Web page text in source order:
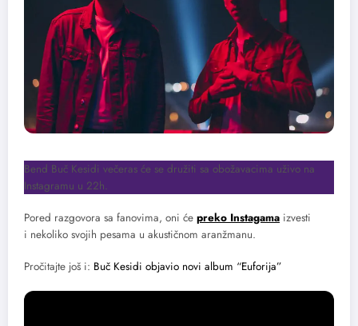
Bend Buč Kesidi večeras će se družiti sa obožavacima uživo na
Instagramu u 22h.
Pored razgovora sa fanovima, oni će preko Instagama izvesti
i nekoliko svojih pesama u akustičnom aranžmanu.
Pročitajte još i: Buč Kesidi objavio novi album “Euforija”